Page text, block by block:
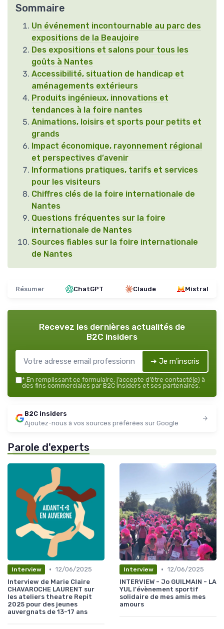
Sommaire
Un événement incontournable au parc des
expositions de la Beaujoire
Des expositions et salons pour tous les
goûts à Nantes
Accessibilité, situation de handicap et
aménagements extérieurs
Produits ingénieux, innovations et
tendances à la foire nantes
Animations, loisirs et sports pour petits et
grands
Impact économique, rayonnement régional
et perspectives d’avenir
Informations pratiques, tarifs et services
pour les visiteurs
Chiffres clés de la foire internationale de
Nantes
Questions fréquentes sur la foire
internationale de Nantes
Sources fiables sur la foire internationale
de Nantes
Résumer ChatGPT Claude Mistral
Recevez les dernières actualités de
B2C insiders
➔ Je m'inscris
* En remplissant ce formulaire, j’accepte d’être contacté(e) à
des fins commerciales par B2C insiders et ses partenaires.
B2C insiders
Ajoutez-nous à vos sources préférées sur Google
Parole d'experts
Interview • 12/06/2025
Interview de Marie Claire
CHAVAROCHE LAURENT sur
les ateliers theatre Repit
2025 pour des jeunes
auvergnats de 13-17 ans
Interview • 12/06/2025
INTERVIEW - Jo GUILMAIN - LA
YUL l'évènement sportif
solidaire de mes amis mes
amours